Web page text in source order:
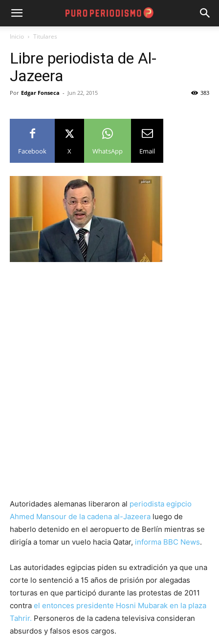
Inicio Titulares
Libre periodista de Al-
Jazeera
Por Edgar Fonseca - Jun 22, 2015 383
Facebook X WhatsApp Email
Autoridades alemanas liberaron al periodista egipcio
Ahmed Mansour de la cadena al-Jazeera luego de
haberlo detenido en el aeropuerto de Berlín mientras se
dirigía a tomar un vuelo hacia Qatar, informa BBC News.
Las autoridades egipcias piden su extradición ya que una
corte lo sentenció a 15 años de prisión por alegadas
torturas en que participó durante las protestas de 2011
contra el entonces presidente Hosni Mubarak en la plaza
Tahrir. Personeros de la cadena televisiva consideran
absurdos y falsos esos cargos.